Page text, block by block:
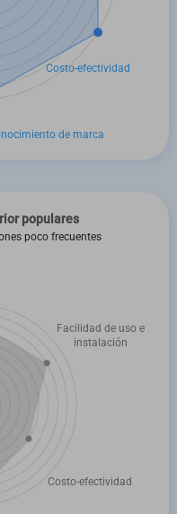
Costo-efectividad
de marca
populares
poco frecuentes
Facilidad de uso e
instalación
Costo-efectividad